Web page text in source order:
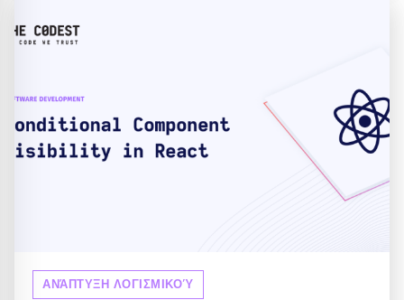
ΑΝΆΠΤΥΞΗ ΛΟΓΙΣΜΙΚΟΎ